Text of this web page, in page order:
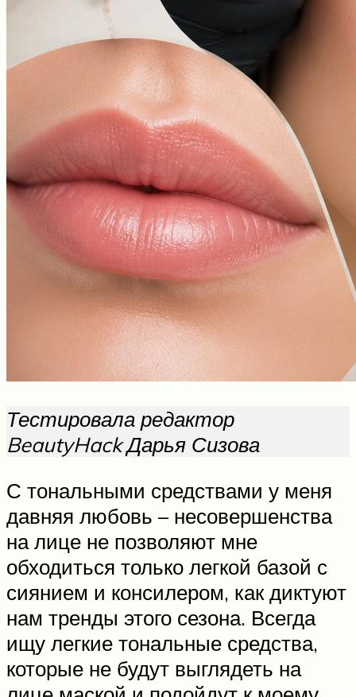
Тестировала редактор
BeautyHack Дарья Сизова
С тональными средствами у меня
давняя любовь – несовершенства
на лице не позволяют мне
обходиться только легкой базой с
сиянием и консилером, как диктуют
нам тренды этого сезона. Всегда
ищу легкие тональные средства,
которые не будут выглядеть на